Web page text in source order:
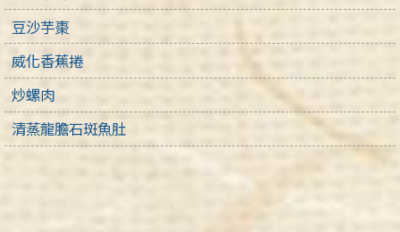
豆沙芋棗
威化香蕉捲
炒螺肉
清蒸龍膽石斑魚肚